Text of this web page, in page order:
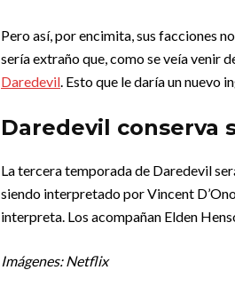
Pero así, por encimita, sus facciones
sería extraño que, como se veía venir
Daredevil. Esto que le daría un nuevo
Daredevil conserva
La tercera temporada de Daredevil
siendo interpretado por Vincent
interpreta. Los acompañan Elden
Imágenes: Netflix